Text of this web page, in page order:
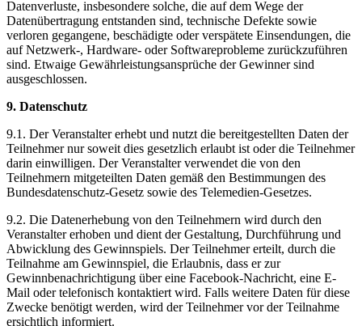
Datenverluste, insbesondere solche, die auf dem Wege der
Datenübertragung entstanden sind, technische Defekte sowie
verloren gegangene, beschädigte oder verspätete Einsendungen, die
auf Netzwerk-, Hardware- oder Softwareprobleme zurückzuführen
sind. Etwaige Gewährleistungsansprüche der Gewinner sind
ausgeschlossen.
9. Datenschutz
9.1. Der Veranstalter erhebt und nutzt die bereitgestellten Daten der
Teilnehmer nur soweit dies gesetzlich erlaubt ist oder die Teilnehmer
darin einwilligen. Der Veranstalter verwendet die von den
Teilnehmern mitgeteilten Daten gemäß den Bestimmungen des
Bundesdatenschutz-Gesetz sowie des Telemedien-Gesetzes.
9.2. Die Datenerhebung von den Teilnehmern wird durch den
Veranstalter erhoben und dient der Gestaltung, Durchführung und
Abwicklung des Gewinnspiels. Der Teilnehmer erteilt, durch die
Teilnahme am Gewinnspiel, die Erlaubnis, dass er zur
Gewinnbenachrichtigung über eine Facebook-Nachricht, eine E-
Mail oder telefonisch kontaktiert wird. Falls weitere Daten für diese
Zwecke benötigt werden, wird der Teilnehmer vor der Teilnahme
ersichtlich informiert.